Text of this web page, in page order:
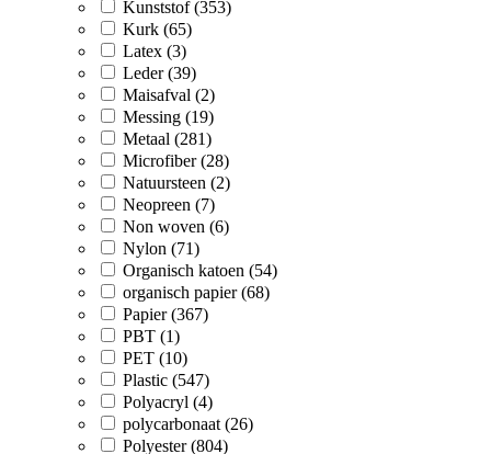
Kunststof (353)
Kurk (65)
Latex (3)
Leder (39)
Maisafval (2)
Messing (19)
Metaal (281)
Microfiber (28)
Natuursteen (2)
Neopreen (7)
Non woven (6)
Nylon (71)
Organisch katoen (54)
organisch papier (68)
Papier (367)
PBT (1)
PET (10)
Plastic (547)
Polyacryl (4)
polycarbonaat (26)
Polyester (804)